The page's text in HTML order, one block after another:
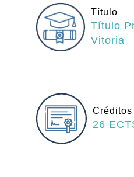
Título
Título
Vitoria
Créditos
26